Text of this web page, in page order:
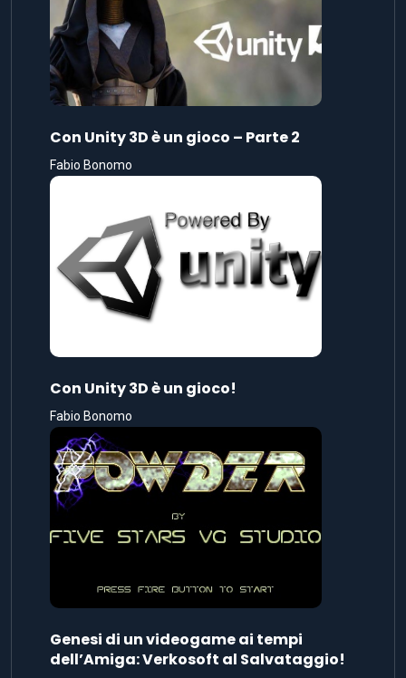
Con Unity 3D è un gioco – Parte 2
Fabio Bonomo
Con Unity 3D è un gioco!
Fabio Bonomo
Genesi di un videogame ai tempi
dell’Amiga: Verkosoft al Salvataggio!